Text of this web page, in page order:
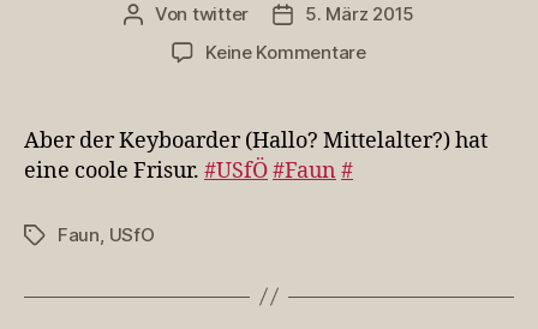
Beitragsautor
Von twitter Veröffentlichungsdatum
5. März 2015
Keine Kommentarezu
Keyboarder
Aber der Keyboarder (Hallo? Mittelalter?) hat
eine coole Frisur. #USfÖ#Faun #
Schlagwörter
Faun USfO